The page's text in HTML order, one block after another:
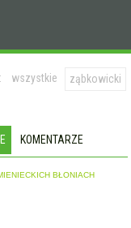
wszystkie ząbkowicki
KOMENTARZE
BŁONIACH